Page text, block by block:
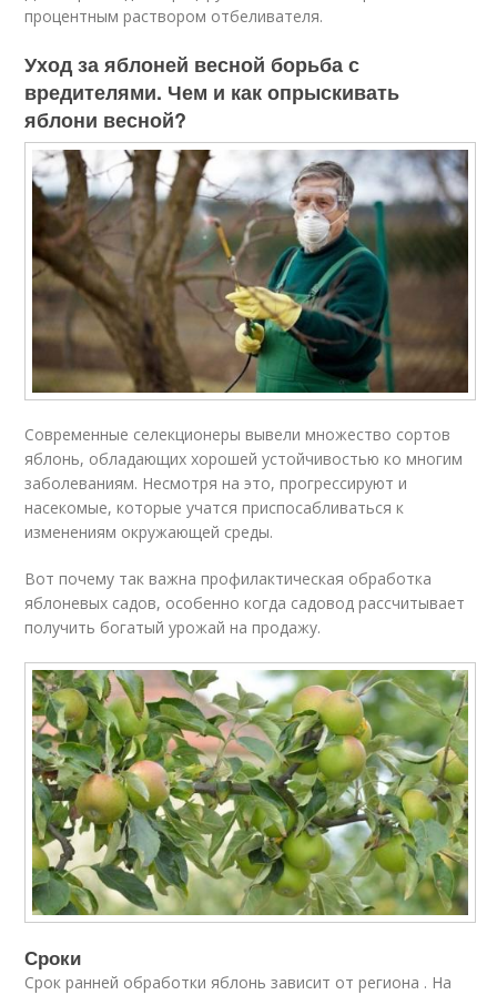
процентным раствором отбеливателя.
Уход за яблоней весной борьба с
вредителями. Чем и как опрыскивать
яблони весной?
Современные селекционеры вывели множество сортов
яблонь, обладающих хорошей устойчивостью ко многим
заболеваниям. Несмотря на это, прогрессируют и
насекомые, которые учатся приспосабливаться к
изменениям окружающей среды.
Вот почему так важна профилактическая обработка
яблоневых садов, особенно когда садовод рассчитывает
получить богатый урожай на продажу.
Сроки
Срок ранней обработки яблонь зависит от региона . На